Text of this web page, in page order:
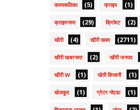
काव्यकलिका (5) क्राइम (1)
क्राइमनामा (29) क्रिकेट (2)
खीरी (4) खीरी खबर (2711)
खीरी खबरनामा (2) खीरी जनपद
खीरी W (1) खेती किसानी (1)
खेलकूद (1) ग्रेटर नोएडा (1)